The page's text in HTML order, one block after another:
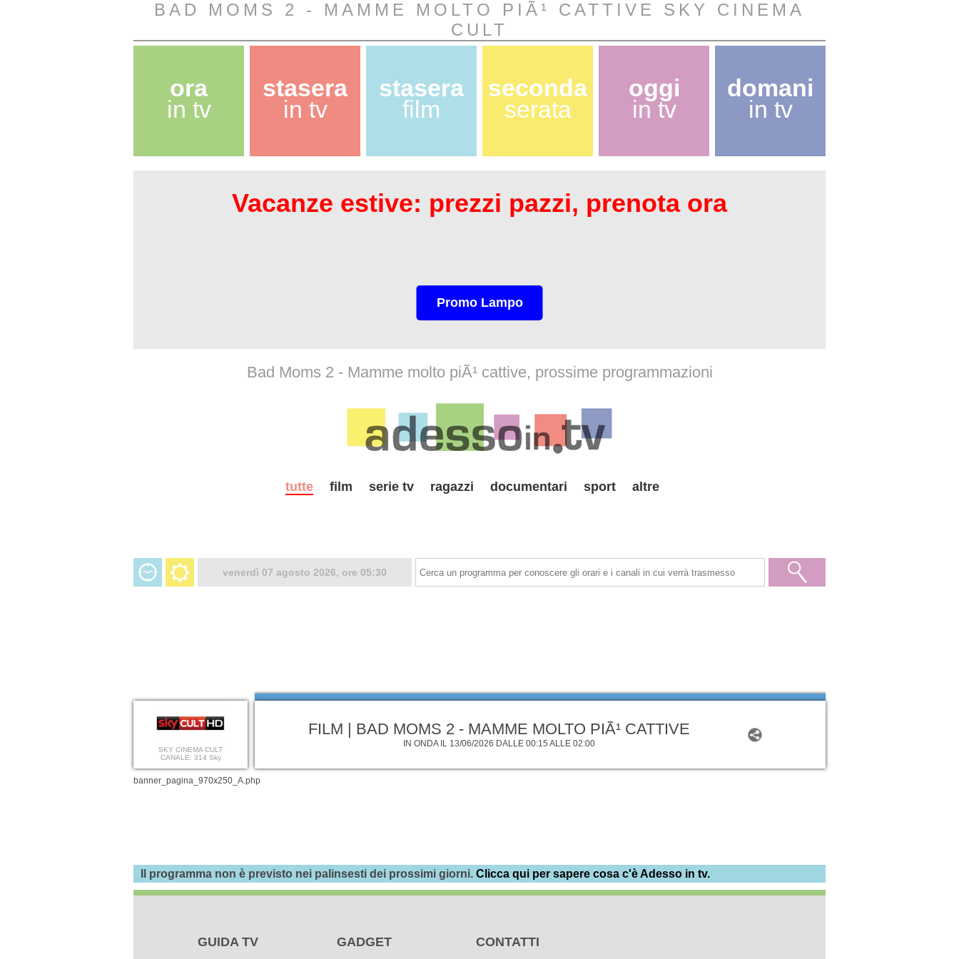
BAD MOMS 2 - MAMME MOLTO PIÃ¹ CATTIVE SKY CINEMA
CULT
ora
in tv
stasera
in tv
stasera
film
seconda
serata
oggi
in tv
domani
in tv
Vacanze estive: prezzi pazzi, prenota ora
Promo Lampo
Bad Moms 2 - Mamme molto piÃ¹ cattive, prossime programmazioni
tutte film serie tv ragazzi documentari sport altre
venerdì 07 agosto 2026, ore 05:30
SKY CINEMA CULT
CANALE: 314 Sky
FILM | BAD MOMS 2 - MAMME MOLTO PIÃ¹ CATTIVE
IN ONDA IL 13/06/2026 DALLE 00:15 ALLE 02:00
banner_pagina_970x250_A.php
Il programma non è previsto nei palinsesti dei prossimi giorni. Clicca qui per sapere cosa c'è Adesso in tv.
GUIDA TV GADGET CONTATTI